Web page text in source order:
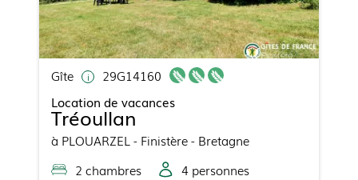
Gîte
29G14160
Location de vacances
Tréoullan
à PLOUARZEL - Finistère - Bretagne
2 chambres 4 personnes